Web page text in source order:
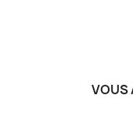
VOUS